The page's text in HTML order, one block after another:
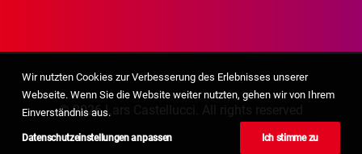
© 2026 Lars Castellucci. All rights reserved
Wir nutzten Cookies zur Verbesserung des Erlebnisses unserer
Webseite. Wenn Sie die Website weiter nutzten, gehen wir von Ihrem
Einverständnis aus.
Datenschutzeinstellungen anpassen Ich stimme zu